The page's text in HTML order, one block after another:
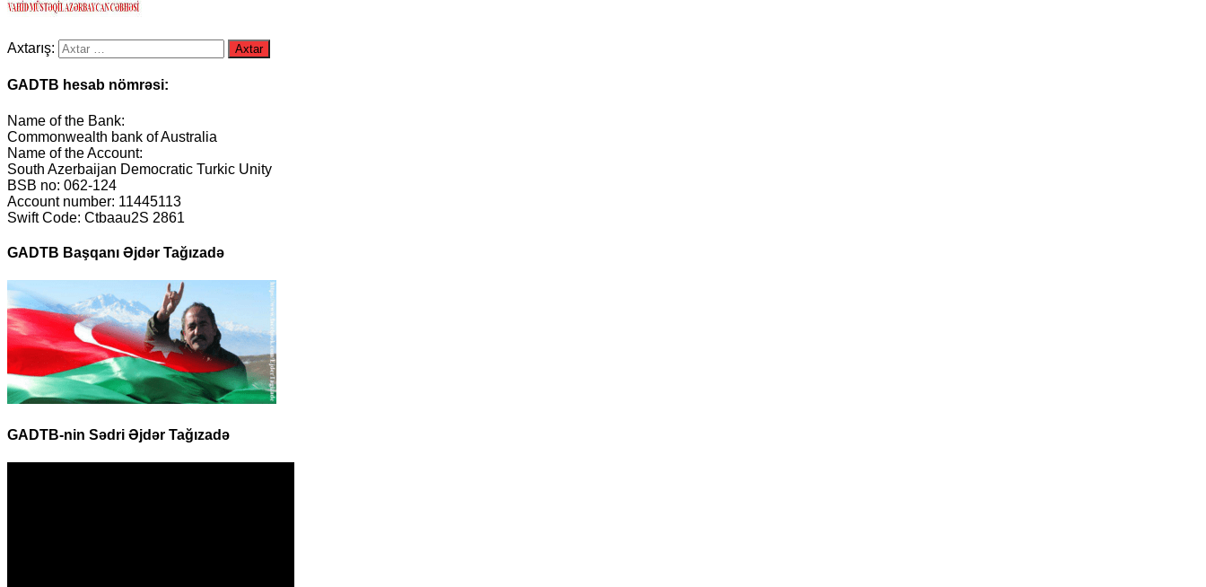
Axtarış:
GADTB hesab nömrəsi:
Name of the Bank:
Commonwealth bank of Australia
Name of the Account:
South Azerbaijan Democratic Turkic Unity
BSB no: 062-124
Account number: 11445113
Swift Code: Ctbaau2S 2861
GADTB Başqanı Əjdər Tağızadə
GADTB-nin Sədri Əjdər Tağızadə